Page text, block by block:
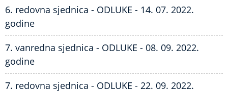
6. redovna sjednica - ODLUKE - 14. 07. 2022.
godine
7. vanredna sjednica - ODLUKE - 08. 09. 2022.
godine
7. redovna sjednica - ODLUKE - 22. 09. 2022.